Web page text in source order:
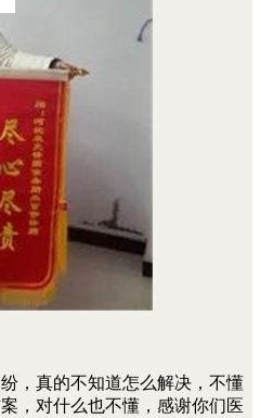
，真的不知道怎么解决，不懂
，对什么也不懂，感谢你们医